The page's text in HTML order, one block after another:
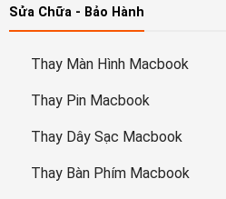
Sửa Chữa - Bảo Hành
Thay Màn Hình Macbook
Thay Pin Macbook
Thay Dây Sạc Macbook
Thay Bàn Phím Macbook